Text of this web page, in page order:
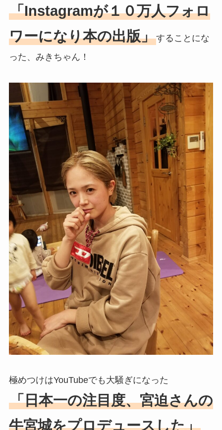
「Instagramが１０万人フォロ
ワーになり本の出版」することにな
った、みきちゃん！
極めつけはYouTubeでも大騒ぎになった
「日本一の注目度、宮迫さんの
牛宮城をプロデュースした」